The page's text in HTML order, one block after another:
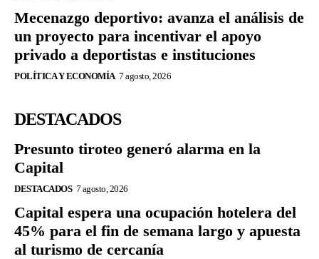
Mecenazgo deportivo: avanza el análisis de
un proyecto para incentivar el apoyo
privado a deportistas e instituciones
POLÍTICA Y ECONOMÍA 7 agosto, 2026
DESTACADOS
Presunto tiroteo generó alarma en la
Capital
DESTACADOS 7 agosto, 2026
Capital espera una ocupación hotelera del
45% para el fin de semana largo y apuesta
al turismo de cercanía